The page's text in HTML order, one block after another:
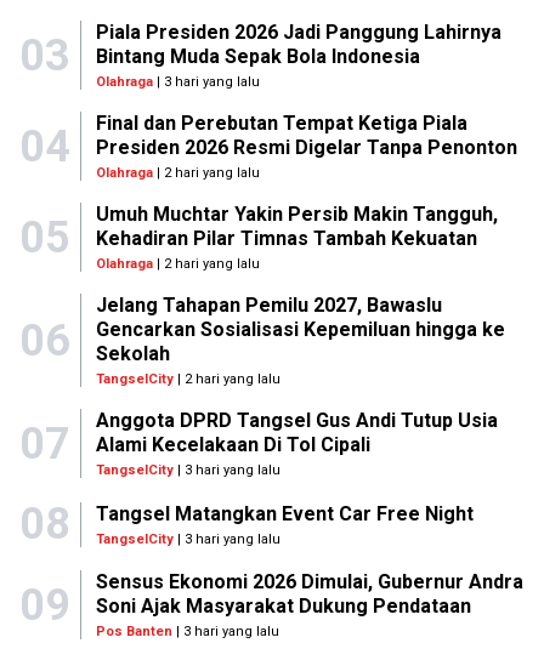
03
Piala Presiden 2026 Jadi Panggung Lahirnya
Bintang Muda Sepak Bola Indonesia
Olahraga| 3 hari yang lalu
04
Final dan Perebutan Tempat Ketiga Piala
Presiden 2026 Resmi Digelar Tanpa Penonton
Olahraga| 2 hari yang lalu
05
Umuh Muchtar Yakin Persib Makin Tangguh,
Kehadiran Pilar Timnas Tambah Kekuatan
Olahraga| 2 hari yang lalu
06
Jelang Tahapan Pemilu 2027, Bawaslu
Gencarkan Sosialisasi Kepemiluan hingga ke
Sekolah
TangselCity| 2 hari yang lalu
07
Anggota DPRD Tangsel Gus Andi Tutup Usia
Alami Kecelakaan Di Tol Cipali
TangselCity| 3 hari yang lalu
08 Tangsel Matangkan Event Car Free Night
TangselCity | 3 hari yang lalu
09
Sensus Ekonomi 2026 Dimulai, Gubernur Andra
Soni Ajak Masyarakat Dukung Pendataan
Pos Banten | 3 hari yang lalu